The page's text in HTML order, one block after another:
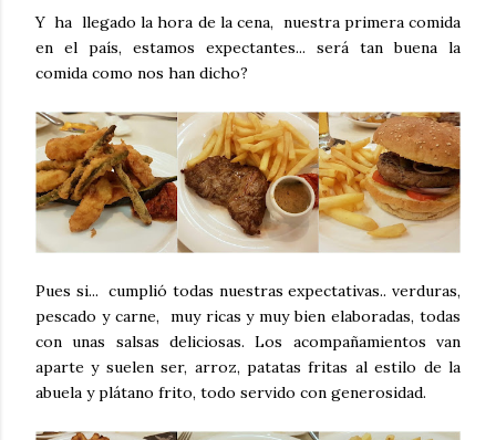
Y ha llegado la hora de la cena, nuestra primera comida
en el país, estamos expectantes... será tan buena la
comida como nos han dicho?
Pues si... cumplió todas nuestras expectativas.. verduras,
pescado y carne, muy ricas y muy bien elaboradas, todas
con unas salsas deliciosas. Los acompañamientos van
aparte y suelen ser, arroz, patatas fritas al estilo de la
abuela y plátano frito, todo servido con generosidad.